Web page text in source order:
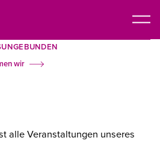
wir
alle Veranstaltungen unseres